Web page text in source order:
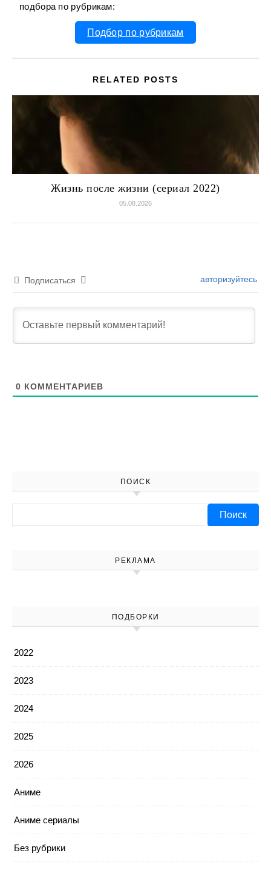
подбора по рубрикам:
Подбор по рубрикам
RELATED POSTS
Жизнь после жизни (сериал 2022)
05.08.2026
Подписаться авторизуйтесь
0 КОММЕНТАРИЕВ
ПОИСК
РЕКЛАМА
ПОДБОРКИ
2022
2023
2024
2025
2026
Аниме
Аниме сериалы
Без рубрики